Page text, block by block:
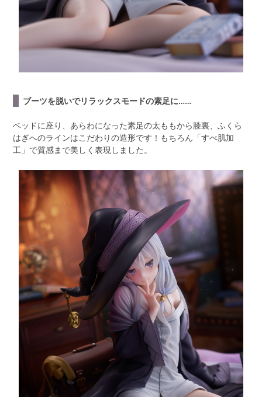
ブーツを脱いでリラックスモードの素足に……
ベッドに座り、あらわになった素足の太ももから膝裏、ふくら
はぎへのラインはこだわりの造形です！もちろん「すべ肌加
工」で質感まで美しく表現しました。